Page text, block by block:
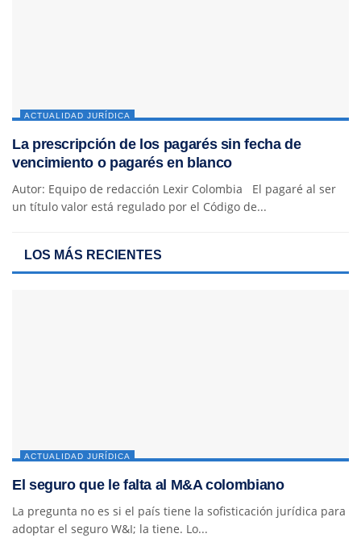
ACTUALIDAD JURÍDICA
La prescripción de los pagarés sin fecha de
vencimiento o pagarés en blanco
Autor: Equipo de redacción Lexir Colombia El pagaré al ser
un título valor está regulado por el Código de...
LOS MÁS RECIENTES
ACTUALIDAD JURÍDICA
El seguro que le falta al M&A colombiano
La pregunta no es si el país tiene la sofisticación jurídica para
adoptar el seguro W&I; la tiene. Lo...